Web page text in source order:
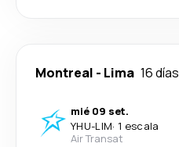
Montreal - Lima 16 días
mié 09 set.
YHU-LIM· 1 escala
Air Transat